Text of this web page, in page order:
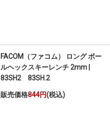
FACOM（ファコム） ロング ボー
ルヘックスキーレンチ 2mm |
83SH2 83SH.2
販売価格844円(税込)